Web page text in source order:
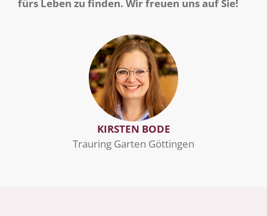
fürs Leben zu finden. Wir freuen uns auf Sie!
KIRSTEN BODE
Trauring Garten Göttingen